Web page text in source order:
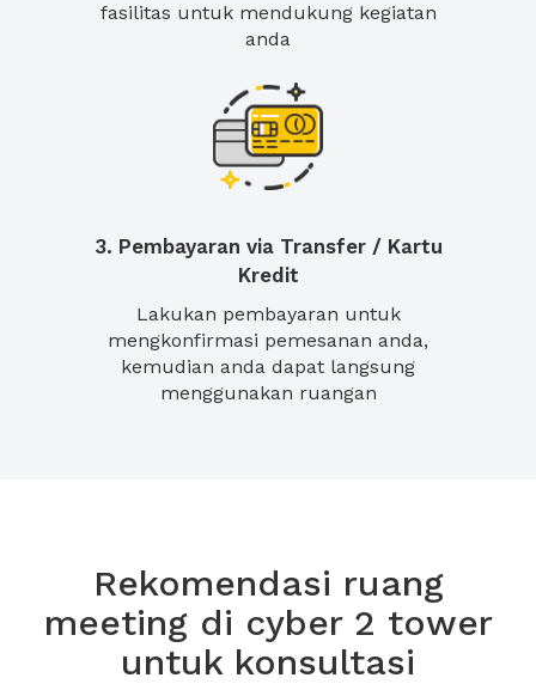
fasilitas untuk mendukung kegiatan
anda
3. Pembayaran via Transfer / Kartu
Kredit
Lakukan pembayaran untuk
mengkonfirmasi pemesanan anda,
kemudian anda dapat langsung
menggunakan ruangan
Rekomendasi ruang
meeting di cyber 2 tower
untuk konsultasi